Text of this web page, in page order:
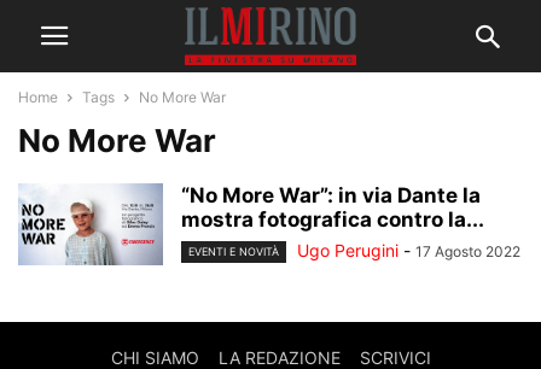
Home Tags No More War
No More War
“No More War”: in via Dante la
mostra fotografica contro la...
EVENTI E NOVITÀ Ugo Perugini - 17 Agosto 2022
CHI SIAMO LA REDAZIONE SCRIVICI